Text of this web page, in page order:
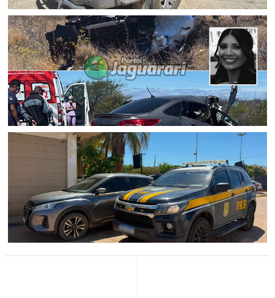
JUAZEIRO
Polícia Civil cumpre mandado de prisão preventiva por
tráfico de drogas em Juazeiro (BA)
ACIDENTE
Mulher morre e outras duas pessoas ficam feridas após
colisão entre carro e van na BR 407, em Juazeiro (BA)